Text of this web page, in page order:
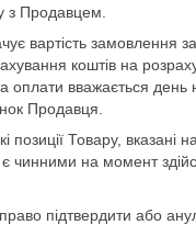
з Продавцем.
вартість замовлення
коштів на
оплати вважається день
Продавця.
позиції Товару, вказані
чинними на момент
підтвердити або